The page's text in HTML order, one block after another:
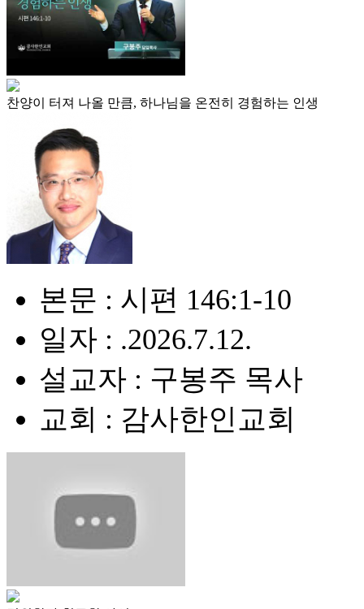
찬양이 터져 나올 만큼, 하나님을 온전히 경험하는 인생
본문 : 시편 146:1-10
일자 : .2026.7.12.
설교자 : 구봉주 목사
교회 : 감사한인교회